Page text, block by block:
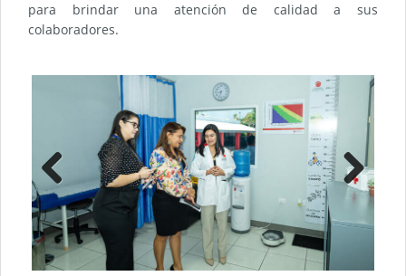
para brindar una atención de calidad a sus
colaboradores.
Previ
ous
Next